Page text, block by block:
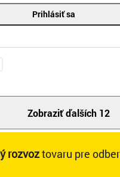
Prihlásiť sa
Zobraziť ďalších 12
rozvoztovaru pre